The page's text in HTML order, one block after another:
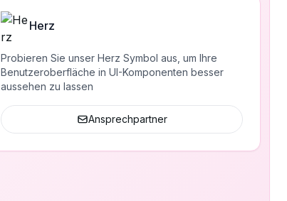
Herz
Probieren Sie unser Herz Symbol aus, um Ihre
Benutzeroberfläche in UI-Komponenten besser
aussehen zu lassen
Ansprechpartner